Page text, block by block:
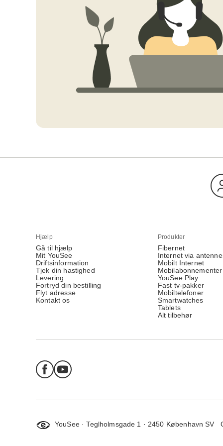
Hjælp
Gå til hjælp
Mit YouSee
Driftsinformation
Tjek din hastighed
Levering
Fortryd din bestilling
Flyt adresse
Kontakt os
Produkter
Fibernet
Internet via
Mobilt Internet
Mobilabonnementer
YouSee Play
Fast tv-pakker
Mobiltelefoner
Smartwatches
Tablets
Alt tilbehør
YouSee · Teglholmsgade 1 · 2450 København SV